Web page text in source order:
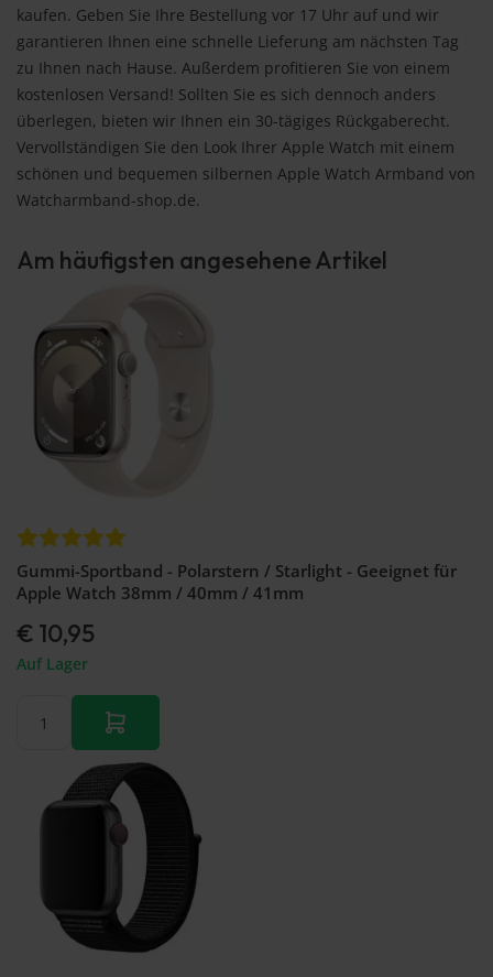
kaufen. Geben Sie Ihre Bestellung vor 17 Uhr auf und wir
garantieren Ihnen eine schnelle Lieferung am nächsten Tag
zu Ihnen nach Hause. Außerdem profitieren Sie von einem
kostenlosen Versand! Sollten Sie es sich dennoch anders
überlegen, bieten wir Ihnen ein 30-tägiges Rückgaberecht.
Vervollständigen Sie den Look Ihrer Apple Watch mit einem
schönen und bequemen silbernen Apple Watch Armband von
Watcharmband-shop.de.
Am häufigsten angesehene Artikel
Gummi-Sportband - Polarstern / Starlight - Geeignet für
Apple Watch 38mm / 40mm / 41mm
€ 10,95
Auf Lager